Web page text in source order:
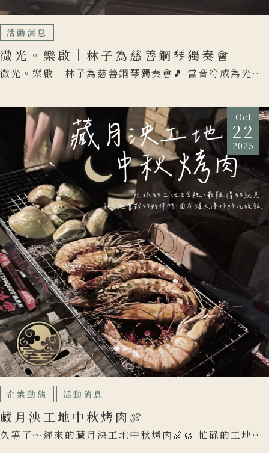
活動消息
微光。樂啟｜林子為慈善鋼琴獨奏會
微光。樂啟｜林子為慈善鋼琴獨奏會🎵 當音符成為光，
元頂建設 […]
Oct
22
2025
企業動態 活動消息
藏月泱工地中秋烤肉🍖
久等了～遲來的藏月泱工地中秋烤肉🍖🥮 忙碌的工地日